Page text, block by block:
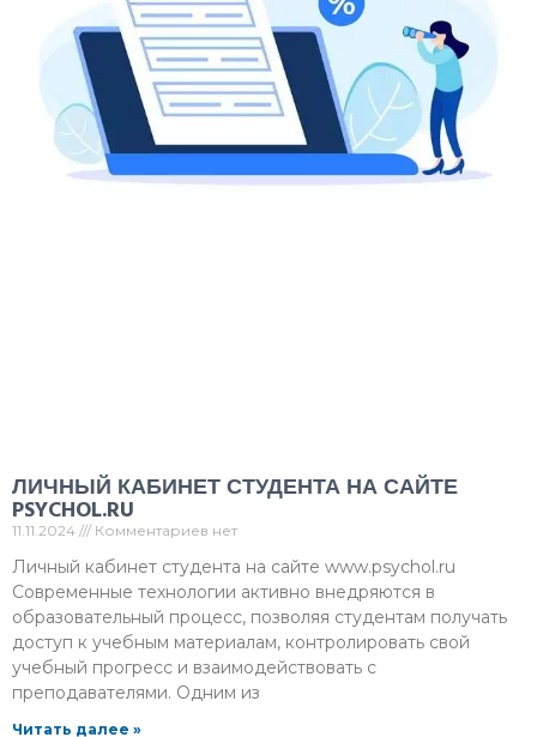
ЛИЧНЫЙ КАБИНЕТ СТУДЕНТА НА САЙТЕ
PSYCHOL.RU
11.11.2024 Комментариев нет
Личный кабинет студента на сайте www.psychol.ru
Современные технологии активно внедряются в
образовательный процесс, позволяя студентам получать
доступ к учебным материалам, контролировать свой
учебный прогресс и взаимодействовать с
преподавателями. Одним из
Читать далее »